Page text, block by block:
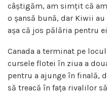
câștigăm, am simțit că
o șansă bună, dar Kiwii
așa că jos pălăria pentru
Canada a terminat pe
cursele flotei în ziua a
pentru a ajunge în finală,
să treacă în fața rivalilor